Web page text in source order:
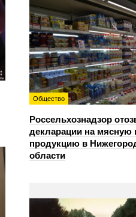
Общество
Россельхознадзор
декларации на
продукцию в
области